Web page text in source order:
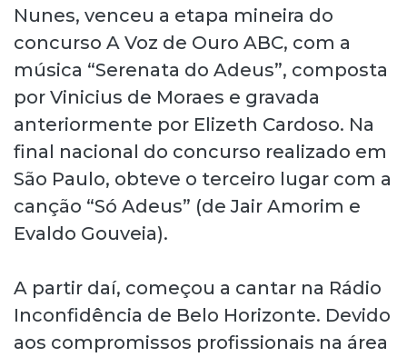
Nunes, venceu a etapa mineira do
concurso A Voz de Ouro ABC, com a
música “Serenata do Adeus”, composta
por Vinicius de Moraes e gravada
anteriormente por Elizeth Cardoso. Na
final nacional do concurso realizado em
São Paulo, obteve o terceiro lugar com a
canção “Só Adeus” (de Jair Amorim e
Evaldo Gouveia).
A partir daí, começou a cantar na Rádio
Inconfidência de Belo Horizonte. Devido
aos compromissos profissionais na área